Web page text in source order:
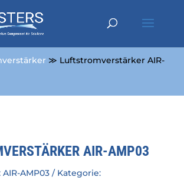
≫ Luftstromverstärker AIR-
AIR-AMP03
AIR-AMP03
Kategorie: